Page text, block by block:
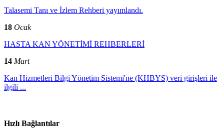
Talasemi Tanı ve İzlem Rehberi yayımlandı.
18 Ocak
HASTA KAN YÖNETİMİ REHBERLERİ
14 Mart
Kan Hizmetleri Bilgi Yönetim Sistemi'ne (KHBYS) veri girişleri ile
ilgili ...
Hızlı Bağlantılar